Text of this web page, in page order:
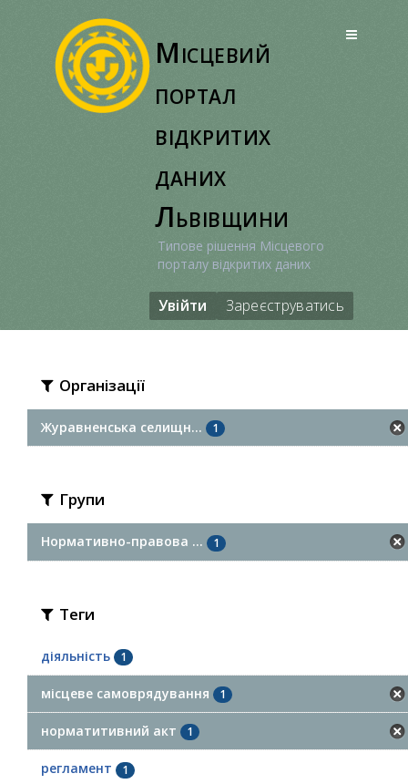
Місцевий
портал
відкритих
даних
Львівщини
Типове рішення Місцевого
порталу відкритих даних
Увійти Зареєструватись
Організації
Журавненська селищн... 1
Групи
Нормативно-правова ... 1
Теги
діяльність 1
місцеве самоврядування 1
норматитивний акт 1
регламент 1